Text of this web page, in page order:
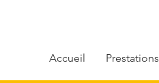
Accueil Prestations